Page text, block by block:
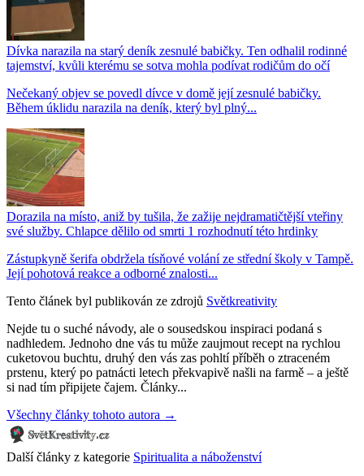
Dívka narazila na starý deník zesnulé babičky. Ten odhalil rodinné
tajemství, kvůli kterému se sotva mohla podívat rodičům do očí
Nečekaný objev se povedl dívce v domě její zesnulé babičky.
Během úklidu narazila na deník, který byl plný...
Dorazila na místo, aniž by tušila, že zažije nejdramatičtější vteřiny
své služby. Chlapce dělilo od smrti 1 rozhodnutí této hrdinky
Zástupkyně šerifa obdržela tísňové volání ze střední školy v Tampě.
Její pohotová reakce a odborné znalosti...
Tento článek byl publikován ze zdrojů Světkreativity
Nejde tu o suché návody, ale o sousedskou inspiraci podaná s
nadhledem. Jednoho dne vás tu může zaujmout recept na rychlou
cuketovou buchtu, druhý den vás zas pohltí příběh o ztraceném
prstenu, který po patnácti letech překvapivě našli na farmě – a ještě
si nad tím připijete čajem. Články...
Všechny články tohoto autora →
Další články z kategorie Spiritualita a náboženství